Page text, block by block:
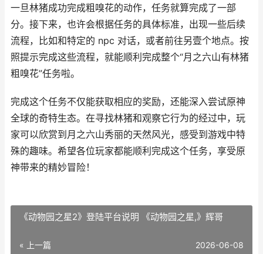
一旦林猪成功完成粗嗅花的动作，任务就算完成了一部
分。接下来，也许会根据任务的具体标准，出现一些后续
流程，比如和特定的 npc 对话，或者前往另壹个地点。按
照提示完成这些流程，就能顺利完成整个“月之六山有林猪
粗嗅花”任务啦。
完成这个任务不仅能获取相应的奖励，还能深入尝试原神
全球的奇特生态。在寻找林猪和观察它行为的经过中，玩
家可以欣赏到月之六山秀丽的天然风光，感受到游戏中特
殊的趣味。希望各位玩家都能顺利完成这个任务，享受原
神带来的精妙冒险！
《动物园之星2》登陆平台说明 《动物园之星,》辉哥
« 上一篇 2026-06-08